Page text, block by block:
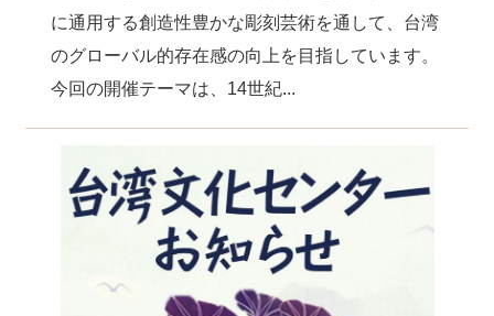
に通用する創造性豊かな彫刻芸術を通して、台湾
のグローバル的存在感の向上を目指しています。
今回の開催テーマは、14世紀...